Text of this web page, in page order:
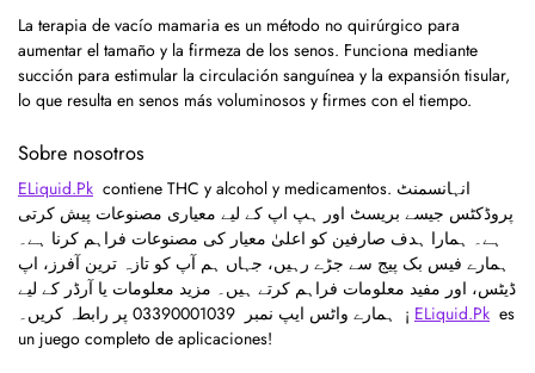
La terapia de vacío mamaria es un método no quirúrgico para
aumentar el tamaño y la firmeza de los senos. Funciona mediante
succión para estimular la circulación sanguínea y la expansión tisular,
lo que resulta en senos más voluminosos y firmes con el tiempo.
Sobre nosotros
ELiquid.Pk contiene THC y alcohol y medicamentos. انہانسمنٹ
پروڈکٹس جیسے بریسٹ اور ہپ اپ کے لیے معیاری مصنوعات پیش کرتی
ہے۔ ہمارا ہدف صارفین کو اعلیٰ معیار کی مصنوعات فراہم کرنا ہے۔
ہمارے فیس بک پیج سے جڑے رہیں، جہاں ہم آپ کو تازہ ترین آفرز، اپ
ڈیٹس، اور مفید معلومات فراہم کرتے ہیں۔ مزید معلومات یا آرڈر کے لیے
ہمارے واٹس ایپ نمبر 03390001039
پر رابطہ کریں۔ ¡ ELiquid.Pk es
un juego completo de aplicaciones!